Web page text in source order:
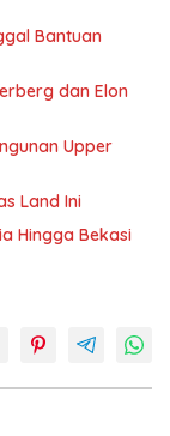
Bantuan
dan Elon
Upper
Land Ini
Hingga Bekasi